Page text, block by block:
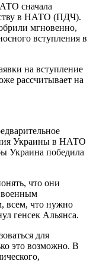
сначала
в НАТО (ПДЧ).
мгновенно,
вступления в
на вступление
рассчитывает на
Украины в НАТО
Украина победила
что они
военным
всем, что нужно
генсек Альянса.
для
это возможно. В